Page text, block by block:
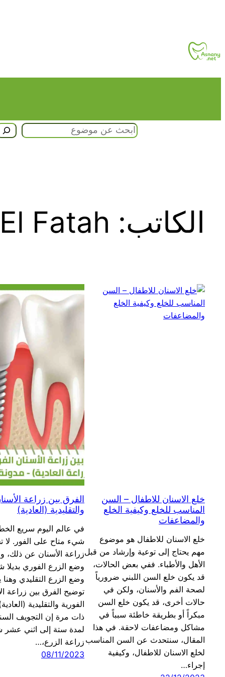
الكاتب: Fatah
خلع الاسنان للاطفال – السن
المناسب للخلع وكيفية الخلع
والمضاعفات
خلع الاسنان للاطفال هو موضوع
مهم يحتاج إلى توعية وإرشاد من قبل
الأهل والأطباء. ففي بعض الحالات،
قد يكون خلع السن اللبني ضرورياً
لصحة الفم والأسنان، ولكن في
حالات أخرى، قد يكون خلع السن
مبكراً أو بطريقة خاطئة سبباً في
مشاكل ومضاعفات لاحقة. في هذا
المقال، سنتحدث عن السن المناسب
لخلع الاسنان للاطفال، وكيفية
إجراء…
الفرق بين زراعة
والتقليدية (العادية)
في عالم اليوم سريع
شيء متاح على الفور. لا
زراعة الأسنان عن ذلك،
وضع الزرع الفوري بديلا
وضع الزرع التقليدي وهنا
توضيح الفرق بين زراعة
الفورية والتقليدية
ذات مرة إن التجويف
لمدة ستة إلى اثني عشر
زراعة الزرع،…
08/11/2023